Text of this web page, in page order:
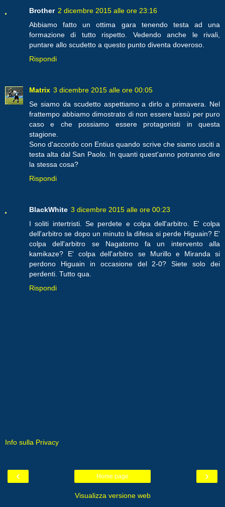
Brother 2 dicembre 2015 alle ore 23:16
Abbiamo fatto un ottima gara tenendo testa ad una
formazione di tutto rispetto. Vedendo anche le rivali,
puntare allo scudetto a questo punto diventa doveroso.
Rispondi
Matrix 3 dicembre 2015 alle ore 00:05
Se siamo da scudetto aspettiamo a dirlo a primavera. Nel
frattempo abbiamo dimostrato di non essere lassù per puro
caso e che possiamo essere protagonisti in questa
stagione.
Sono d'accordo con Entius quando scrive che siamo usciti a
testa alta dal San Paolo. In quanti quest'anno potranno dire
la stessa cosa?
Rispondi
BlackWhite 3 dicembre 2015 alle ore 00:23
I soliti intertristi. Se perdete e colpa dell'arbitro. E' colpa
dell'arbitro se dopo un minuto la difesa si perde Higuain? E'
colpa dell'arbitro se Nagatomo fa un intervento alla
kamikaze? E' colpa dell'arbitro se Murillo e Miranda si
perdono Higuain in occasione del 2-0? Siete solo dei
perdenti. Tutto qua.
Rispondi
Info sulla Privacy
‹ ›
Home page
Visualizza versione web